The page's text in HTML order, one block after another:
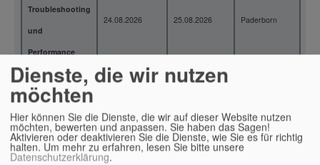
Troubleshooting
und
Performance
24.08.2026 25.08.2026 Paderborn
OPNsense
und
Performance
24.08.2026 25.08.2026 Essen
Dienste, die wir nutzen
möchten
Hier können Sie die Dienste, die wir auf dieser Website nutzen
möchten, bewerten und anpassen. Sie haben das Sagen!
Aktivieren oder deaktivieren Sie die Dienste, wie Sie es für richtig
halten. Um mehr zu erfahren, lesen Sie bitte unsere
Datenschutzerklärung.